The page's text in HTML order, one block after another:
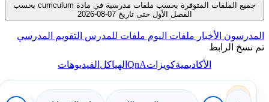
جميع الملفات المتوفرة بحسب ملفات مدرسية في مادة curriculum بحسب
الفصل الأول حتى تاريخ 07-08-2026
المدرسون الأخبار ملفات اليوم ملفات للمدرس التقويم المدرسي
تم نسخ الرابط
الأكاديميةكويزاتQnAالهياكلالفيديوهات